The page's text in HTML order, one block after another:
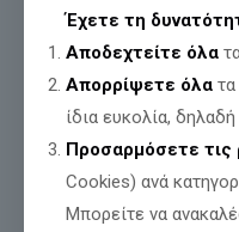
Από το
Έχετε τη
Αποδεχτείτε όλα
Απορρίψετε όλα
ίδια ευκολία,
Προσαρμόσετε τις
Cookies) ανά
Μπορείτε να